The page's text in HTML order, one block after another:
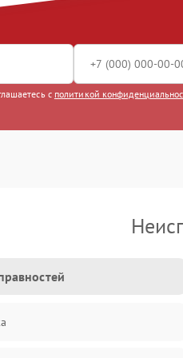
с политикой